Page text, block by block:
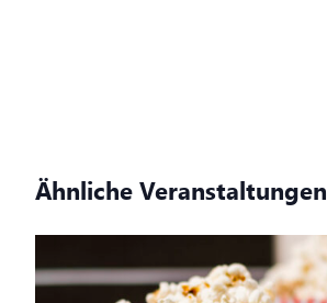
Ähnliche Veranstaltungen